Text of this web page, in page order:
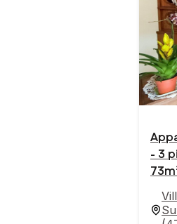
- 3